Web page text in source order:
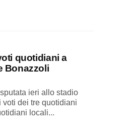
quotidiani a
Bonazzoli
ieri allo stadio
voti dei tre quotidiani
locali...